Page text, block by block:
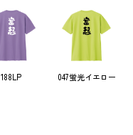
188LP 047蛍光イエロー